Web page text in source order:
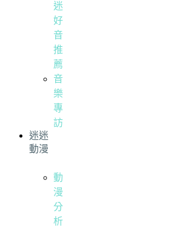
迷
好
音
推
薦
音
樂
專
訪
迷迷
動漫
動
漫
分
析